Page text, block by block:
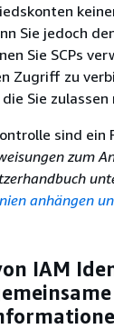
Sie jedoch
Sie SCPs
Zugriff zu
Sie zulassen
sind ein
zum
anhängen
IAM